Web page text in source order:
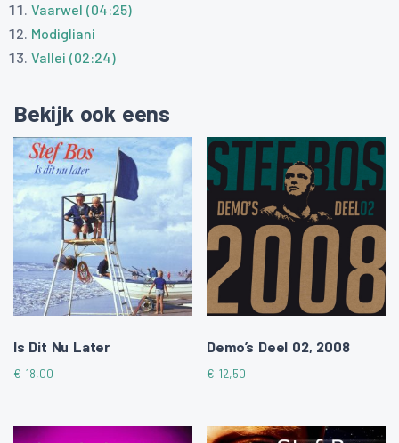
Vaarwel (04:25)
Modigliani
Vallei (02:24)
Bekijk ook eens
Is Dit Nu Later
€ 18,00
Demo’s Deel 02, 2008
€ 12,50